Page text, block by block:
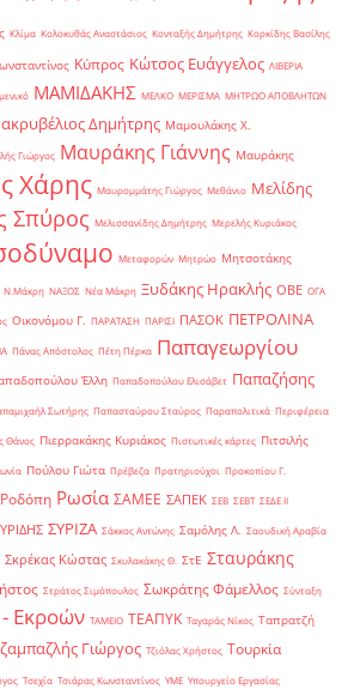
Κλίμα Κολοκυθάς Αναστάσιος Κονταξής Δημήτρης Κορκίδης Βασίλης
Κύπρος Κώτσος Ευάγγελος ΛΙΒΕΡΙΑ
ΜΑΜΙΔΑΚΗΣ ΜΕΛΚΟ ΜΕΡΙΣΜΑ ΜΗΤΡΩΟ ΑΠΟΒΛΗΤΩΝ
Δημήτρης Μαμουλάκης Χ.
Γιώργος Μαυράκης Γιάννης Μαυράκης
Χάρης Μαυρομμάτης Γιώργος Μεθάνιο Μελίδης
Σπύρος Μελισσανίδης Δημήτρης Μερελής Κυριάκος
Μεταφορών Μητρώο Μητσοτάκης
Ν.Μάκρη ΝΑΞΟΣ Νέα Μάκρη Ξυδάκης Ηρακλής ΟΒΕ ΟΓΑ
Οικονόμου Γ. ΠΑΡΑΤΑΣΗ ΠΑΡΙΣΙ ΠΑΣΟΚ ΠΕΤΡΟΛΙΝΑ
Πάνας Απόστολος Πέτη Πέρκα Παπαγεωργίου
Έλλη Παπαδοπούλου Ελισάβετ Παπαζήσης
Σωτήρης Παπασταύρου Σταύρος Παραπολιτικά Περιφέρεια
Θάνος Πιερρακάκης Κυριάκος Πιστωτικές κάρτες Πιτσιλής
Πούλου Γιώτα Πρέβεζα Πρατηριούχοι Προκοπίου Γ.
Ροδόπη Ρωσία ΣΑΜΕΕ ΣΑΠΕΚ ΣΕΒ ΣΕΒΤ ΣΕΔΕ ΙΙ
ΣΥΡΙΖΑ Σάκκος Αντώνης Σαμόλης Λ. Σαουδική Αραβία
Σκρέκας Κώστας Σκυλακάκης Θ. ΣτΕ Σταυράκης
Στράτος Σιμόπουλος Σωκράτης Φάμελλος Σύνταξη
Εκροών ΤΑΜΕΙΟ ΤΕΑΠΥΚ Ταγαράς Νίκος Ταπρατζή
Γιώργος Τζιόλας Χρήστος Τουρκία
Τσεχία Τσιάρας Κωνσταντίνος ΥΜΕ Υπουργείο Εργασίας